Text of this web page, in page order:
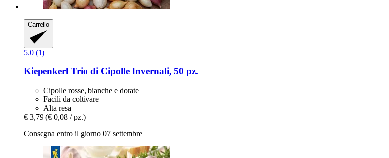
Carrello
5.0 (1)
Kiepenkerl Trio di Cipolle Invernali, 50 pz.
Cipolle rosse, bianche e dorate
Facili da coltivare
Alta resa
€ 3,79 (€ 0,08 / pz.)
Consegna entro il giorno 07 settembre